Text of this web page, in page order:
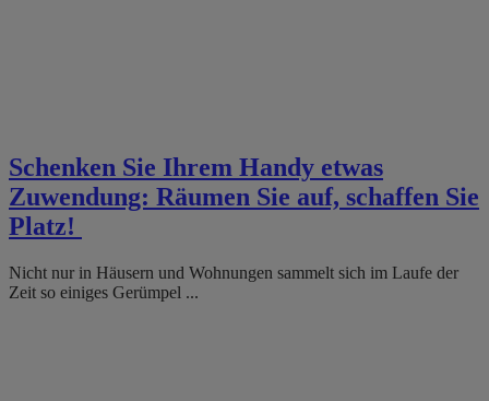
Schenken Sie Ihrem Handy etwas
Zuwendung: Räumen Sie auf, schaffen Sie
Platz!
Nicht nur in Häusern und Wohnungen sammelt sich im Laufe der
Zeit so einiges Gerümpel ...